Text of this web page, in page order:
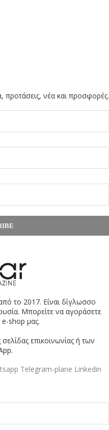
προτάσεις, νέα και προσφορές.
το 2017. Είναι δίγλωσσο
Μπορείτε να αγοράσετε
shop μας.
επικοινωνίας ή των
Telegram-plane Linkedin